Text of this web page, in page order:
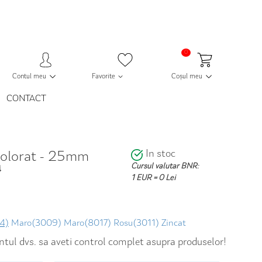
Contul meu Favorite Coșul meu
0
CONTACT
- 25mm In stoc
Cursul valutar BNR:
1 EUR = 0 Lei
Maro(3009) Maro(8017) Rosu(3011) Zincat
dvs. sa aveti control complet asupra produselor!